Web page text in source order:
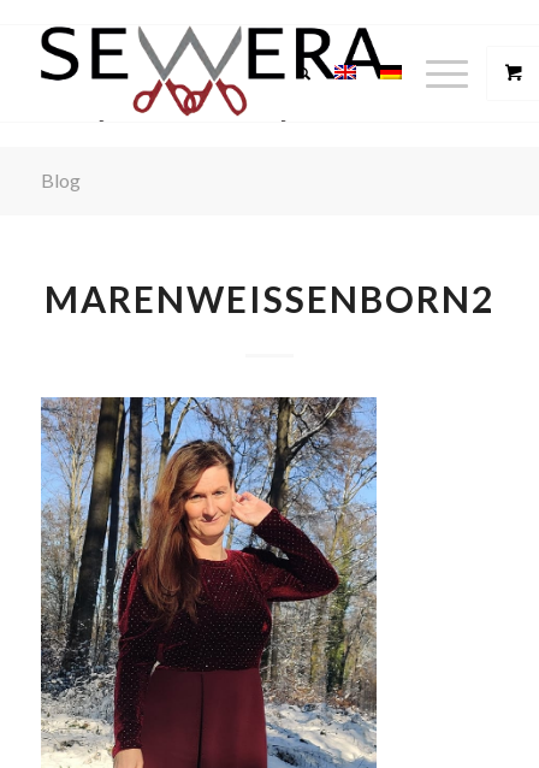
Blog
MARENWEISSENBORN2